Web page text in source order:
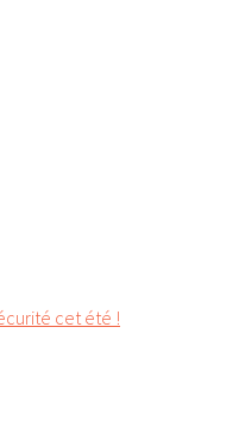
cet été !